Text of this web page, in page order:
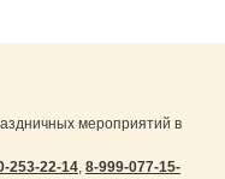
мероприятий в
253-22-14, 8-999-077-15-